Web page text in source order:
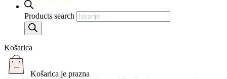
Products search
Košarica
Košarica je prazna